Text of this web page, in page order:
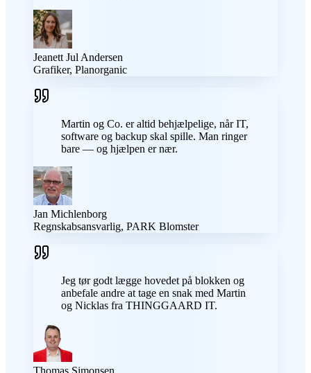
Jeanett Jul Andersen
Grafiker, Planorganic
Martin og Co. er altid behjælpelige, når IT,
software og backup skal spille. Man ringer
bare — og hjælpen er nær.
Jan Michlenborg
Regnskabsansvarlig, PARK Blomster
Jeg tør godt lægge hovedet på blokken og
anbefale andre at tage en snak med Martin
og Nicklas fra THINGGAARD IT.
Thomas Simonsen